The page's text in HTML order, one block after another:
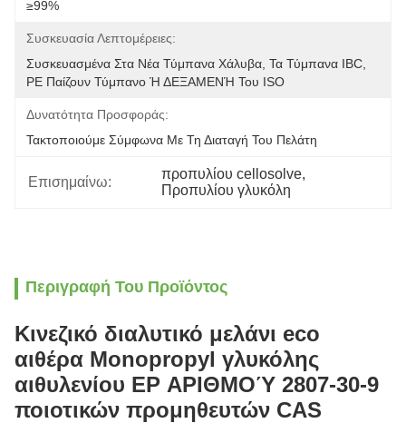
≥99%
Συσκευασία Λεπτομέρειες:
Συσκευασμένα Στα Νέα Τύμπανα Χάλυβα, Τα Τύμπανα IBC,
PE Παίζουν Τύμπανο Ή ΔΕΞΑΜΕΝΉ Του ISO
Δυνατότητα Προσφοράς:
Τακτοποιούμε Σύμφωνα Με Τη Διαταγή Του Πελάτη
Επισημαίνω:
προπυλίου cellosolve,
Προπυλίου γλυκόλη
Περιγραφή Του Προϊόντος
Κινεζικό διαλυτικό μελάνι eco
αιθέρα Monopropyl γλυκόλης
αιθυλενίου EP ΑΡΙΘΜΟΎ 2807-30-9
ποιοτικών προμηθευτών CAS